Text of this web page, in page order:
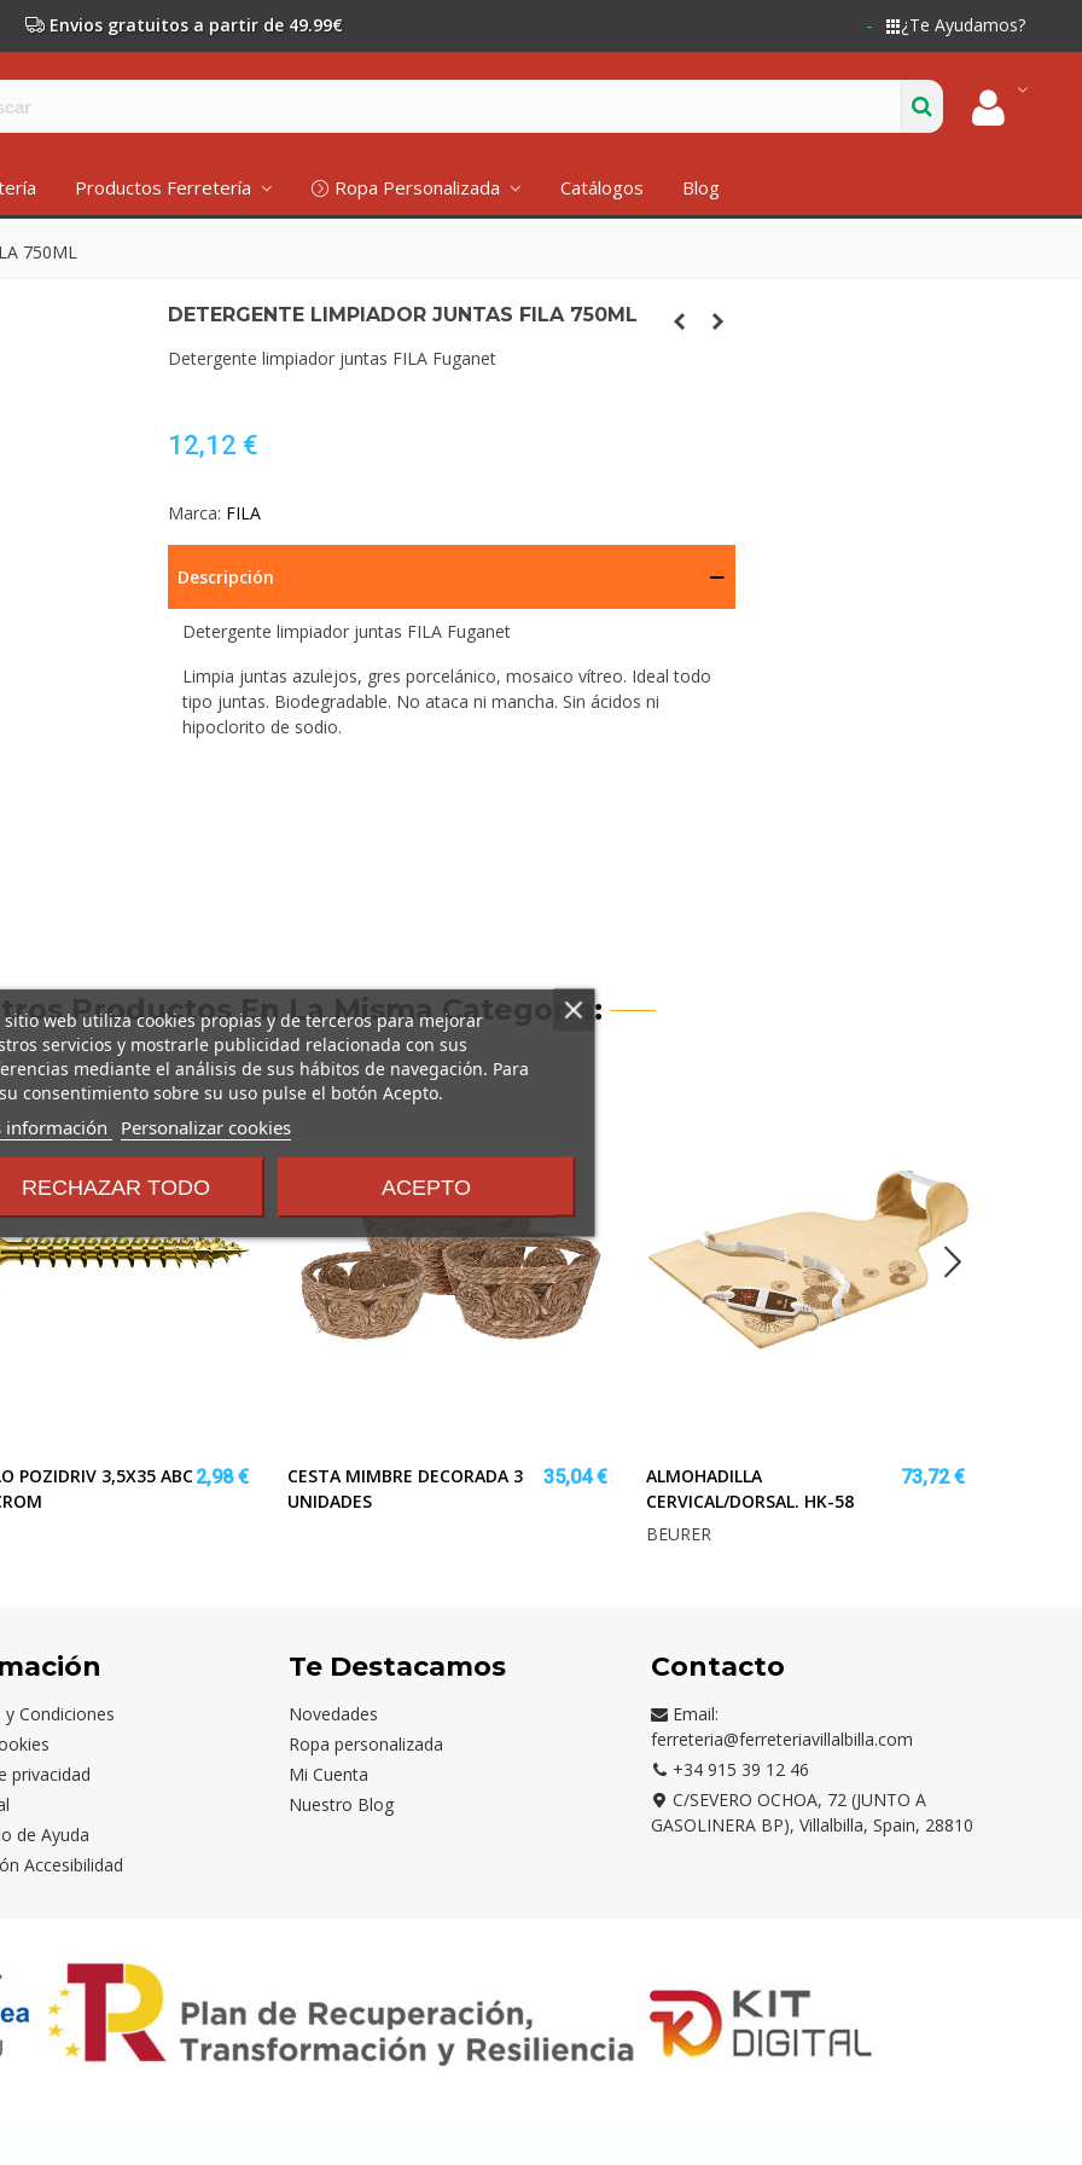
Envios gratuitos a partir de 49.99€ ¿Te Ayudamos?
Productos Ferretería Ropa Personalizada Catálogos Blog
750ML
DETERGENTE LIMPIADOR JUNTAS FILA 750ML
Detergente limpiador juntas FILA Fuganet
12,12 €
Marca: FILA
Descripción
Detergente limpiador juntas FILA Fuganet
Limpia juntas azulejos, gres porcelánico, mosaico vítreo. Ideal todo
tipo juntas. Biodegradable. No ataca ni mancha. Sin ácidos ni
hipoclorito de sodio.
Productos En La Misma Categoría:
POZIDRIV 3,5X35 ABC2,98 €
CESTA MIMBRE DECORADA 3
UNIDADES
35,04 €
ALMOHADILLA
CERVICAL/DORSAL. HK-58
73,72 €
BEURER
Condiciones
privacidad
de Ayuda
Accesibilidad
Te Destacamos
Novedades
Ropa personalizada
Mi Cuenta
Nuestro Blog
Contacto
Email:
ferreteria@ferreteriavillalbilla.com
+34 915 39 12 46
C/SEVERO OCHOA, 72 (JUNTO A
GASOLINERA BP), Villalbilla, Spain, 28810
sitio web utiliza cookies propias y de terceros para mejorar
servicios y mostrarle publicidad relacionada con sus
mediante el análisis de sus hábitos de navegación. Para
consentimiento sobre su uso pulse el botón Acepto.
información
sobre
y
condiciones
Personalizar cookies
RECHAZAR TODO ACEPTO